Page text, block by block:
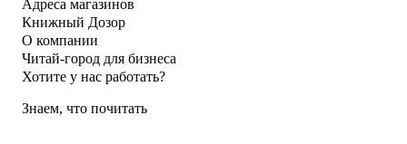
Адреса магазинов
Книжный Дозор
О компании
Читай-город для бизнеса
Хотите у нас работать?
Знаем, что почитать